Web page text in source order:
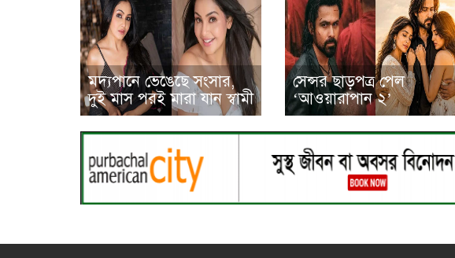
মদ্যপানে ভেঙেছে সংসার,
দুই মাস পরই মারা যান স্বামী
সেন্সর ছাড়পত্র পেল
‘আওয়ারাপান ২’